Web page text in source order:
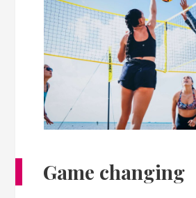
Game changing